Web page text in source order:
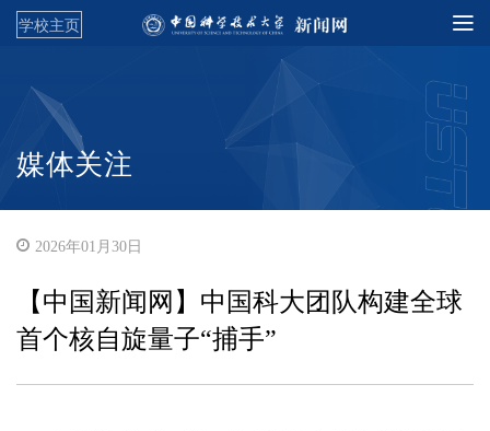
学校主页
媒体关注
2026年01月30日
【中国新闻网】中国科大团队构建全球
首个核自旋量子“捕手”